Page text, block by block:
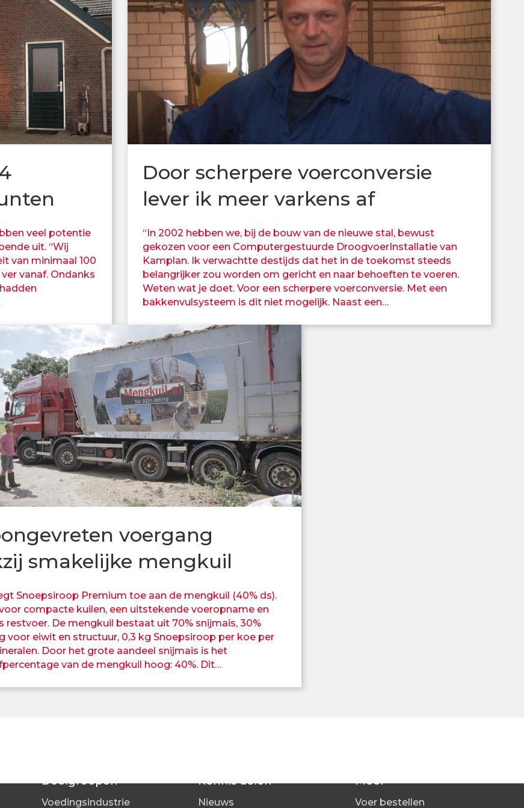
veel potentie
uit. “Wij
van minimaal 100
vanaf. Ondanks
Door scherpere voerconversie
lever ik meer varkens af
“In 2002 hebben we, bij de bouw van de nieuwe stal, bewust
gekozen voor een Computergestuurde DroogvoerInstallatie van
Kamplan. Ik verwachtte destijds dat het in de toekomst steeds
belangrijker zou worden om gericht en naar behoeften te voeren.
Weten wat je doet. Voor een scherpere voerconversie. Met een
bakkenvulsysteem is dit niet mogelijk. Naast een…
voergang
smakelijke mengkuil
Snoepsiroop Premium toe aan de mengkuil (40% ds).
compacte kuilen, een uitstekende voeropname en
restvoer. De mengkuil bestaat uit 70% snijmais, 30%
voor eiwit en structuur, 0,3 kg Snoepsiroop per koe per
Door het grote aandeel snijmais is het
van de mengkuil hoog: 40%. Dit…
Doelgroepen
Voedingsindustrie
Kennis delen
Nieuws
Meer
Voer bestellen